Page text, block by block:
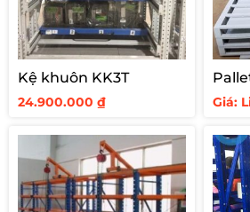
Kệ khuôn KK3T
24.900.000 ₫ Giá: